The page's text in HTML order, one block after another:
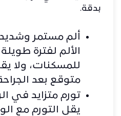
بدقة.
ألم مستمر
الألم لفترة
للمسكنات، ولا
متوقع بعد
تورم متزايد في
يقل التورم مع